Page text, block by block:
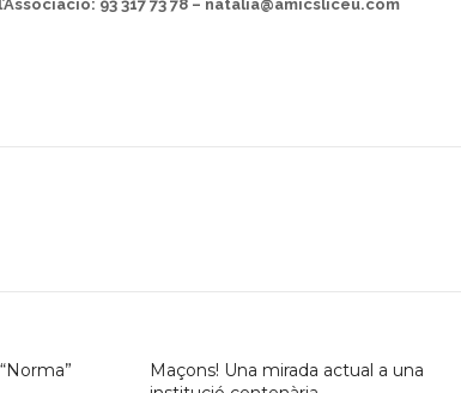
93 317 73 78 – natalia@amicsliceu.com
Maçons! Una mirada actual a una